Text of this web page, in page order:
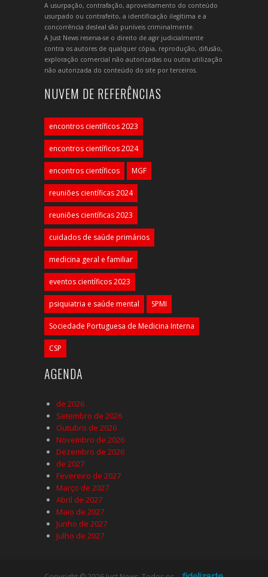
A usurpação, contrafação, aproveitamento do conteúdo
usurpado ou contrafeito, a identificação ilegítima e a
concorrência desleal são puníveis criminalmente.
A Just News reserva-se o direito de agir judicialmente
contra os autores de qualquer cópia, reprodução, difusão,
exploração comercial não autorizadas ou outra utilização
não autorizada do conteúdo do site por terceiros.
NUVEM DE REFERÊNCIAS
encontros científicos 2023
encontros científicos 2024
encontros científicos MGF
reuniões científicas 2024
reuniões científicas 2023
cuidados de saúde primários
medicina geral e familiar
eventos científicos 2023
psiquiatria e saúde mental SPMI
Sociedade Portuguesa de Medicina Interna
CSP
AGENDA
de 2026
Setembro de 2026
Outubro de 2026
Novembro de 2026
Dezembro de 2026
de 2027
Fevereiro de 2027
Março de 2027
Abril de 2027
Maio de 2027
Junho de 2027
Julho de 2027